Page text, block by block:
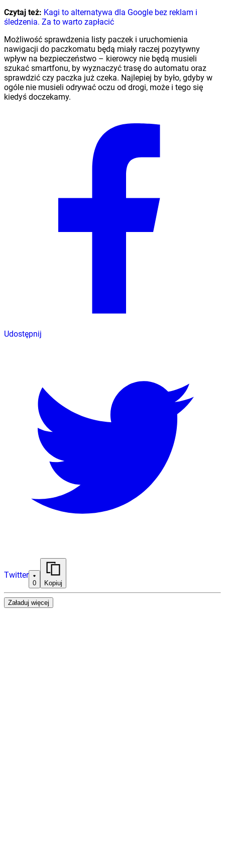
Czytaj też: Kagi to alternatywa dla Google bez reklam i
śledzenia. Za to warto zapłacić
Możliwość sprawdzenia listy paczek i uruchomienia
nawigacji do paczkomatu będą miały raczej pozytywny
wpływ na bezpieczeństwo – kierowcy nie będą musieli
szukać smartfonu, by wyznaczyć trasę do automatu oraz
sprawdzić czy paczka już czeka. Najlepiej by było, gdyby w
ogóle nie musieli odrywać oczu od drogi, może i tego się
kiedyś doczekamy.
Udostępnij
Twitter
0 Kopiuj
Załaduj więcej